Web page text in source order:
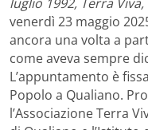
venerdì 23 maggio
ancora una volta a
come aveva sempre
L’appuntamento è
Popolo a Qualiano.
l’Associazione Terra